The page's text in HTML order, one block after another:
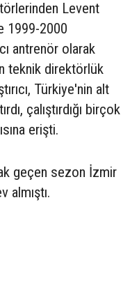
Levent
1999-2000
antrenör olarak
teknik direktörlük
Türkiye'nin alt
çalıştırdığı birçok
erişti.
geçen sezon İzmir
almıştı.